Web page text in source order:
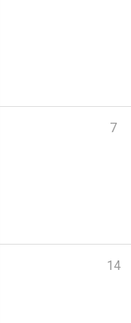
7
14